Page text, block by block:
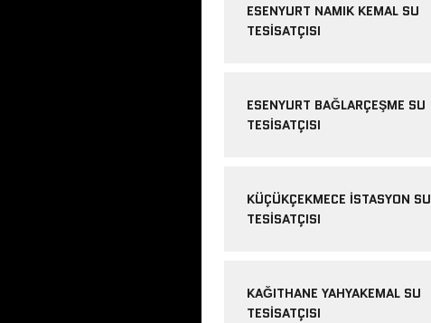
ESENYURT NAMIK KEMAL SU
TESISATÇISI
ESENYURT BAĞLARÇEŞME SU
TESISATÇISI
KÜÇÜKÇEKMECE ISTASYON SU
TESISATÇISI
KAĞITHANE YAHYAKEMAL SU
TESISATÇISI